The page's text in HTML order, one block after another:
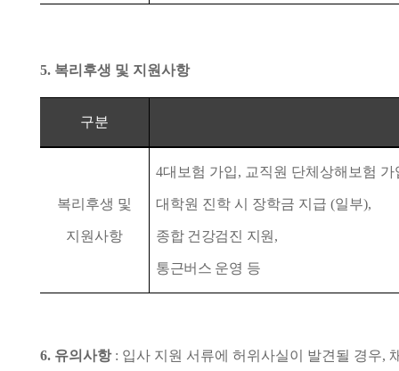
5. 복리후생 및 지원사항
구분
복리후생 및
지원사항
4대보험 가입, 교직원 단체상해보험 가
대학원 진학 시 장학금 지급 (일부),
종합 건강검진 지원 ,
통근버스 운영 등
6. 유의사항: 입사 지원 서류에 허위사실이 발견될 경우,